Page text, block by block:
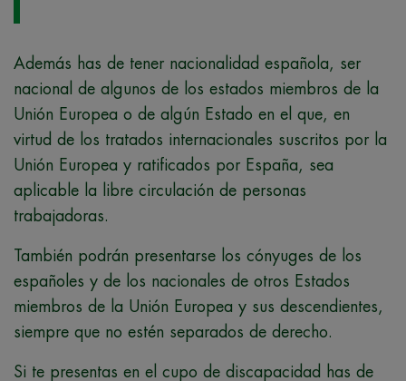
Además has de tener nacionalidad española, ser
nacional de algunos de los estados miembros de la
Unión Europea o de algún Estado en el que, en
virtud de los tratados internacionales suscritos por la
Unión Europea y ratificados por España, sea
aplicable la libre circulación de personas
trabajadoras.
También podrán presentarse los cónyuges de los
españoles y de los nacionales de otros Estados
miembros de la Unión Europea y sus descendientes,
siempre que no estén separados de derecho.
Si te presentas en el cupo de discapacidad has de